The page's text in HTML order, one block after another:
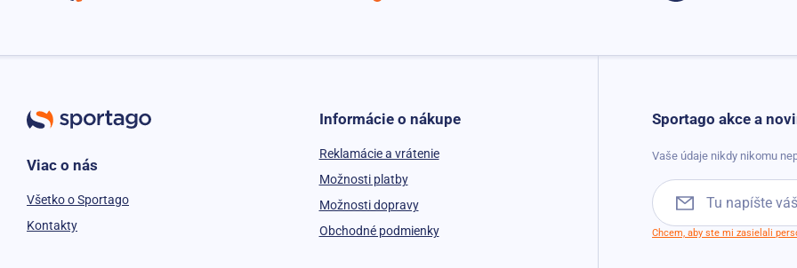
Viac o nás
Všetko o Sportago
Kontakty
Informácie o nákupe
Reklamácie a vrátenie
Možnosti platby
Možnosti dopravy
Obchodné podmienky
Sportago akce a
Vaše údaje nikdy nikomu
Chcem, aby ste mi zasielali